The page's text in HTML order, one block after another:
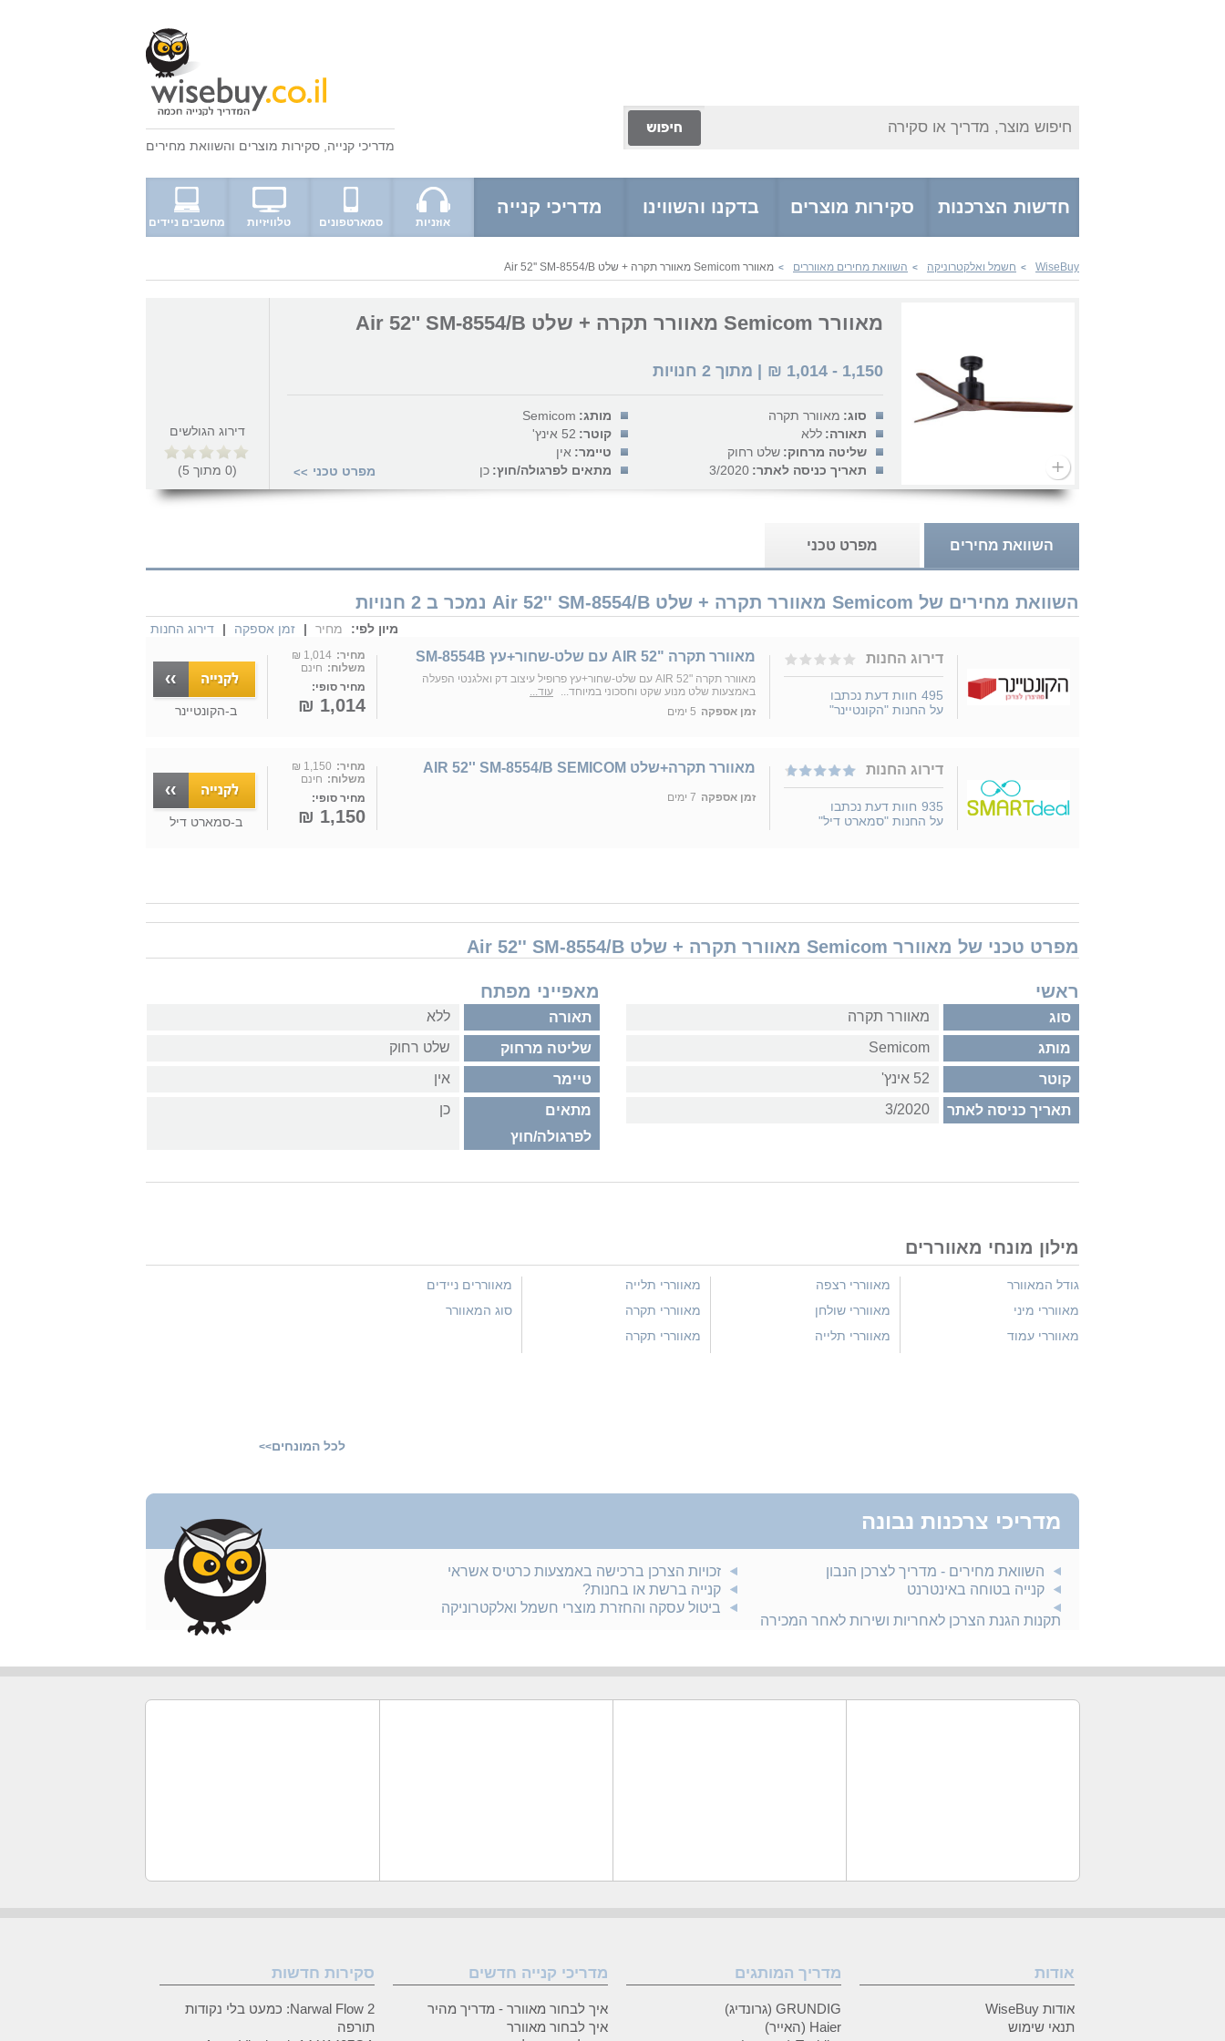
חיפוש מוצר, מדריך או סקירה
מדריכי קנייה סקירות מוצרים והשוואת מחירים
חדשות הצרכנות סקירות מוצרים בדקנו והשווינו מדריכי קנייה
אוזניות סמארטפונים טלוויזיות מחשבים ניידים
WiseBuy
> חשמל ואלקטרוניקה > השוואת מחירים מאווררים > מאוורר Semicom מאוורר תקרה + שלט Air 52'' SM-8554/B
מאוורר Semicom מאוורר תקרה + שלט Air 52'' SM-8554/B
1,150
-
1,014
₪ | מתוך 2 חנויות
סוג: מאוורר תקרה מותג: Semicom
תאורה: ללא קוטר: 52 אינץ'
שליטה מרחוק: שלט רחוק טיימר: אין
תאריך כניסה לאתר: 3/2020 מתאים לפרגולה/חוץ: כן מפרט טכני >>
דירוג הגולשים
(
0 מתוך 5
)
השוואת מחירים מפרט טכני
השוואת מחירים של Semicom מאוורר תקרה + שלט Air 52'' SM-8554/B נמכר ב 2 חנויות
מיון לפי: מחיר | זמן אספקה | דירוג החנות
דירוג החנות
495 חוות דעת נכתבו
על החנות "הקונטיינר"
מאוורר תקרה "AIR 52 עם שלט-שחור+עץ SM-8554B
מאוורר תקרה "AIR 52 עם שלט-שחור+עץ פרופיל עיצוב דק ואלגנטי הפעלה
באמצעות שלט מנוע שקט וחסכוני במיוחד...
עוד...
זמן אספקה 5 ימים
מחיר: 1,014 ₪
משלוח: חינם
מחיר סופי:
1,014 ₪ ב-הקונטיינר
דירוג החנות
935 חוות דעת נכתבו
על החנות "סמארט דיל"
מאוורר תקרה+‎שלט AIR 52'' SM-8554/B SEMICOM
זמן אספקה 7 ימים
מחיר: 1,150 ₪
משלוח: חינם
מחיר סופי:
1,150 ₪ ב-סמארט דיל
מפרט טכני של מאוורר Semicom מאוורר תקרה + שלט Air 52'' SM-8554/B
ראשי
סוג מאוורר תקרה
מותג Semicom
קוטר 52 אינץ'
תאריך כניסה לאתר 3/2020
מאפייני מפתח
תאורה ללא
שליטה מרחוק שלט רחוק
טיימר אין
מתאים
לפרגולה/חוץ
כן
מילון מונחי מאווררים
גודל המאוורר
מאווררי מיני
מאווררי עמוד
מאווררי רצפה
מאווררי שולחן
מאווררי תלייה
מאווררי תלייה
מאווררי תקרה
מאווררי תקרה
מאווררים ניידים
סוג המאוורר
לכל המונחים>>
מדריכי צרכנות נבונה
השוואת מחירים - מדריך לצרכן הנבון
קנייה בטוחה באינטרנט
תקנות הגנת הצרכן לאחריות ושירות לאחר המכירה
זכויות הצרכן ברכישה באמצעות כרטיס אשראי
קנייה ברשת או בחנות?
ביטול עסקה והחזרת מוצרי חשמל ואלקטרוניקה
אודות
אודות WiseBuy
תנאי שימוש
מדריך המותגים
GRUNDIG (גרונדיג)
Haier (האייר)
מדריכי קנייה חדשים
איך לבחור מאוורר - מדריך מהיר
איך לבחור מאוורר
סקירות חדשות
Narwal Flow 2: כמעט בלי נקודות
תורפה